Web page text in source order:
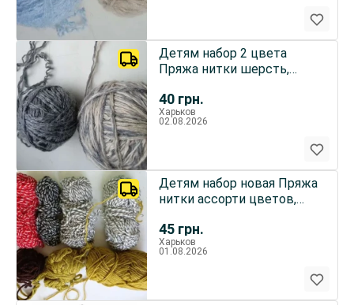
40 грн.
Детям набор 2 цвета
Пряжа нитки шерсть,
Харьков
02.08.2026
45 грн.
Детям набор новая Пряжа
нитки ассорти цветов,
общий вес 135 грамм
Харьков
01.08.2026